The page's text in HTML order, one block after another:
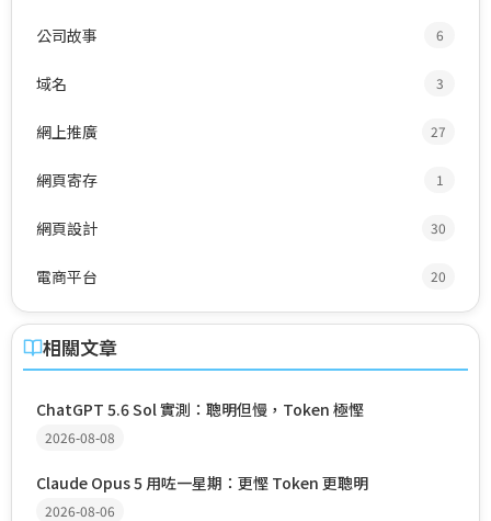
公司故事 6
域名 3
網上推廣 27
網頁寄存 1
網頁設計 30
電商平台 20
相關文章
ChatGPT 5.6 Sol 實測：聰明但慢，Token 極慳
2026-08-08
Claude Opus 5 用咗一星期：更慳 Token 更聰明
2026-08-06